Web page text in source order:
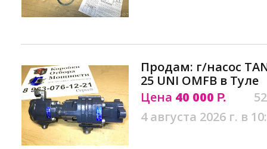
Продам: г/насос
25 UNI OMFB в Туле
Цена 40 000 Р.
4 августа 2026 г. в